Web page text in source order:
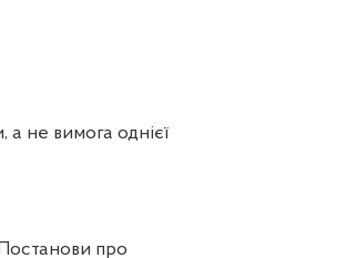
не вимога однієї
про